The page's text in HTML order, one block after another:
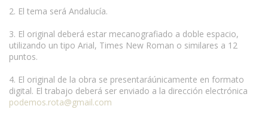
2. El tema será Andalucía.
3. El original deberá estar mecanografiado a doble espacio,
utilizando un tipo Arial, Times New Roman o similares a 12
puntos.
4. El original de la obra se presentaráúnicamente en formato
digital. El trabajo deberá ser enviado a la dirección electrónica
podemos.rota@gmail.com